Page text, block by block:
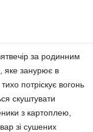
за родинним
яке занурює в
потріскує вогонь
скуштувати
з картоплею,
зі сушених